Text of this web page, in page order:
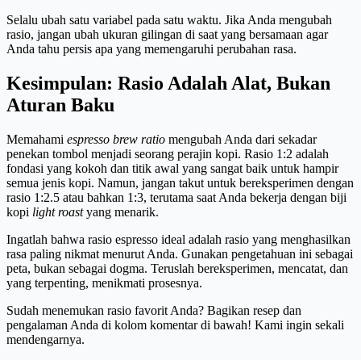
Selalu ubah satu variabel pada satu waktu. Jika Anda mengubah
rasio, jangan ubah ukuran gilingan di saat yang bersamaan agar
Anda tahu persis apa yang memengaruhi perubahan rasa.
Kesimpulan: Rasio Adalah Alat, Bukan
Aturan Baku
Memahami espresso brew ratio mengubah Anda dari sekadar
penekan tombol menjadi seorang perajin kopi. Rasio 1:2 adalah
fondasi yang kokoh dan titik awal yang sangat baik untuk hampir
semua jenis kopi. Namun, jangan takut untuk bereksperimen dengan
rasio 1:2.5 atau bahkan 1:3, terutama saat Anda bekerja dengan biji
kopi light roastyang menarik.
Ingatlah bahwa rasio espresso ideal adalah rasio yang menghasilkan
rasa paling nikmat menurut Anda. Gunakan pengetahuan ini sebagai
peta, bukan sebagai dogma. Teruslah bereksperimen, mencatat, dan
yang terpenting, menikmati prosesnya.
Sudah menemukan rasio favorit Anda? Bagikan resep dan
pengalaman Anda di kolom komentar di bawah! Kami ingin sekali
mendengarnya.